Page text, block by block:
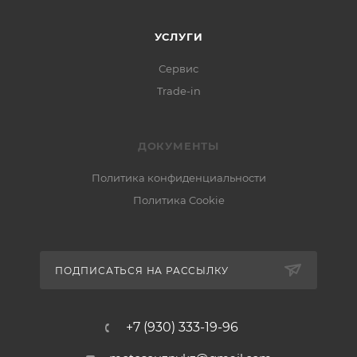
УСЛУГИ
Сервис
Trade-in
ДОКУМЕНТЫ
Политика конфиденциальности
Политика Cookie
ПОДПИСАТЬСЯ НА РАССЫЛКУ
+7 (930) 333-19-96